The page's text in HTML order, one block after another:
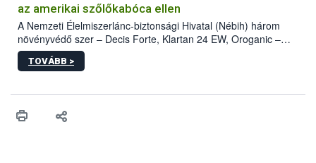
az amerikai szőlőkabóca ellen
A Nemzeti Élelmiszerlánc-biztonsági Hivatal (Nébih) három
növényvédő szer – Decis Forte, Klartan 24 EW, Oroganic –
engedélyokiratát módosította, így azok a szüretet követően,
egészen a vesszőérettség (BBCH 91) stádiumáig
érésű szőlőkben is legyen lehetőség a károsító elleni további
felhasználók számára is elérhető és ökológiai termesztésben is
TOVÁBB >